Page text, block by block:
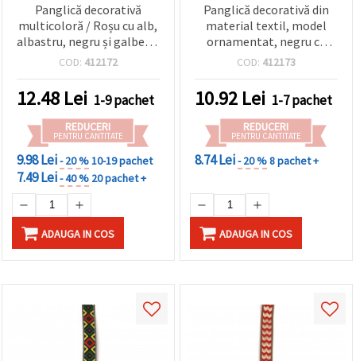
Panglică decorativă
multicoloră / Roșu cu alb,
albastru, negru și galben /
Lățime: 20 mm - 5 metri
COD: 412172
12.48 Lei 1-9 pachet
REDUCERI
PENTRU CANTITATE
9.98 Lei- 20 %10-19 pachet
7.49 Lei- 40 % 20 pachet +
ADAUGA IN COS
Panglică decorativă din
material textil, model
ornamentat, negru cu
crem, roșu și maro /
COD: 412173
10.92 Lei 1-7 pachet
REDUCERI
PENTRU CANTITATE
8.74 Lei- 20 %8 pachet +
ADAUGA IN COS